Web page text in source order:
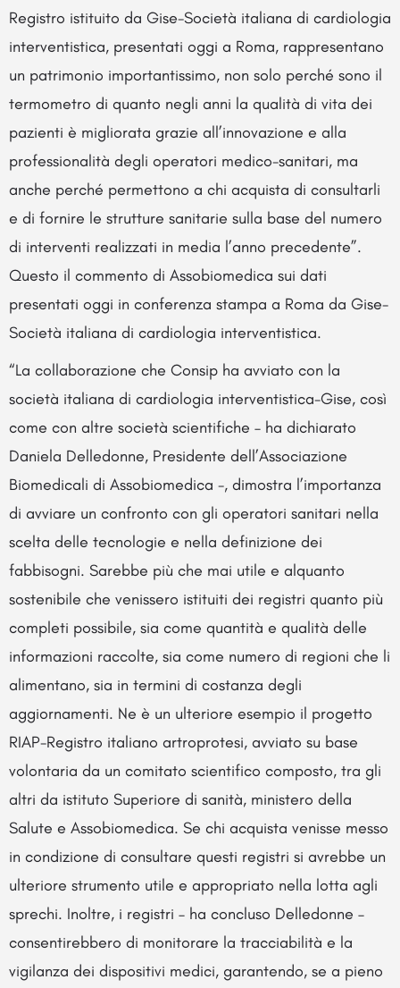
Registro istituito da Gise-Società italiana di cardiologia
interventistica, presentati oggi a Roma, rappresentano
un patrimonio importantissimo, non solo perché sono il
termometro di quanto negli anni la qualità di vita dei
pazienti è migliorata grazie all’innovazione e alla
professionalità degli operatori medico-sanitari, ma
anche perché permettono a chi acquista di consultarli
e di fornire le strutture sanitarie sulla base del numero
di interventi realizzati in media l’anno precedente”.
Questo il commento di Assobiomedica sui dati
presentati oggi in conferenza stampa a Roma da Gise-
Società italiana di cardiologia interventistica.
“La collaborazione che Consip ha avviato con la
società italiana di cardiologia interventistica-Gise, così
come con altre società scientifiche – ha dichiarato
Daniela Delledonne, Presidente dell’Associazione
Biomedicali di Assobiomedica -, dimostra l’importanza
di avviare un confronto con gli operatori sanitari nella
scelta delle tecnologie e nella definizione dei
fabbisogni. Sarebbe più che mai utile e alquanto
sostenibile che venissero istituiti dei registri quanto più
completi possibile, sia come quantità e qualità delle
informazioni raccolte, sia come numero di regioni che li
alimentano, sia in termini di costanza degli
aggiornamenti. Ne è un ulteriore esempio il progetto
RIAP-Registro italiano artroprotesi, avviato su base
volontaria da un comitato scientifico composto, tra gli
altri da istituto Superiore di sanità, ministero della
Salute e Assobiomedica. Se chi acquista venisse messo
in condizione di consultare questi registri si avrebbe un
ulteriore strumento utile e appropriato nella lotta agli
sprechi. Inoltre, i registri – ha concluso Delledonne –
consentirebbero di monitorare la tracciabilità e la
vigilanza dei dispositivi medici, garantendo, se a pieno